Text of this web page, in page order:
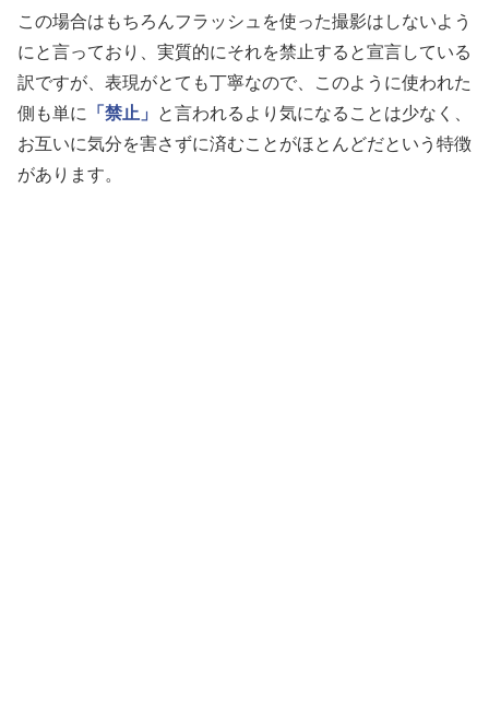
この場合はもちろんフラッシュを使った撮影はしないよう
にと言っており、実質的にそれを禁止すると宣言している
訳ですが、表現がとても丁寧なので、このように使われた
側も単に
「禁止」
と言われるより気になることは少なく、
お互いに気分を害さずに済むことがほとんどだという特徴
があります。